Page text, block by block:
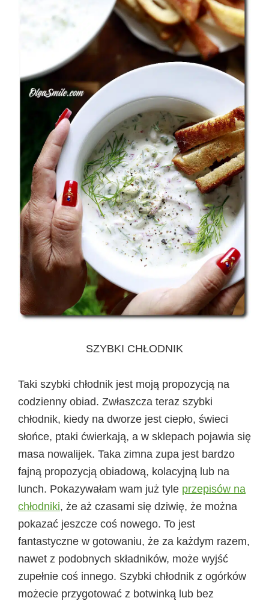
SZYBKI CHŁODNIK
Taki szybki chłodnik jest moją propozycją na
codzienny obiad. Zwłaszcza teraz szybki
chłodnik, kiedy na dworze jest ciepło, świeci
słońce, ptaki ćwierkają, a w sklepach pojawia się
masa nowalijek. Taka zimna zupa jest bardzo
fajną propozycją obiadową, kolacyjną lub na
lunch. Pokazywałam wam już tyle przepisów na
chłodniki, że aż czasami się dziwię, że można
pokazać jeszcze coś nowego. To jest
fantastyczne w gotowaniu, że za każdym razem,
nawet z podobnych składników, może wyjść
zupełnie coś innego. Szybki chłodnik z ogórków
możecie przygotować z botwinką lub bez